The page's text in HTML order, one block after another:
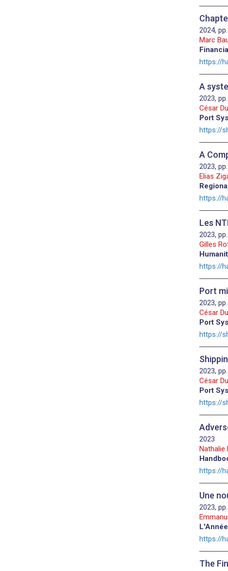
2024,
Marc
https://
A
2023,
César
Port
https://
A
2023,
Elias
https://
Les
2023,
Gilles
https://
Port
2023,
César
Port
https://
2023,
César
Port
https://
2023
Nathalie
https://
Une
2023,
https://
The